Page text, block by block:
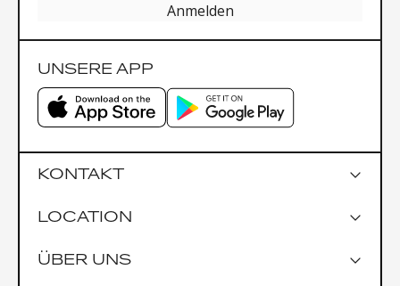
Anmelden
UNSERE APP
KONTAKT
LOCATION
Google Maps
ÜBER UNS